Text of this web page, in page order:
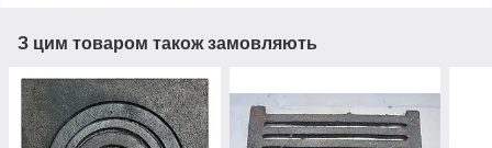
З цим товаром також замовляють